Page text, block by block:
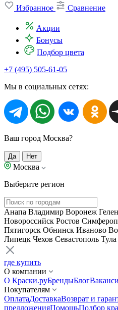
Избранное
Сравнение
Акции
Бонусы
Подбор цвета
+7 (495) 505-61-05
Мы в социальных сетях:
Ваш город Москва?
Да Нет
Москва
Выберите регион
Анапа Владимир Воронеж
Новороссийск Ростов
Пятигорск Обнинск Иваново
Липецк Чехов Севастополь Тула
где купить
О компании
О Краски.руБрендыБлог
Покупателям
ОплатаДоставкаВозврат и
предложенияПомощьПодбор